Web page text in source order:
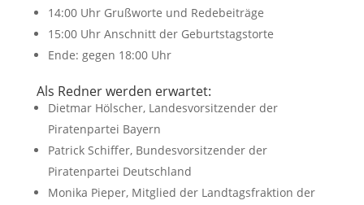
14:00 Uhr Grußworte und Redebeiträge
15:00 Uhr Anschnitt der Geburtstagstorte
Ende: gegen 18:00 Uhr
Als Redner werden erwartet:
Dietmar Hölscher, Landesvorsitzender der
Piratenpartei Bayern
Patrick Schiffer, Bundesvorsitzender der
Piratenpartei Deutschland
Monika Pieper, Mitglied der Landtagsfraktion der